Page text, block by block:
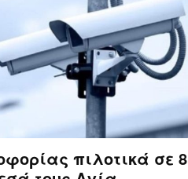
πιλοτικά σε 8